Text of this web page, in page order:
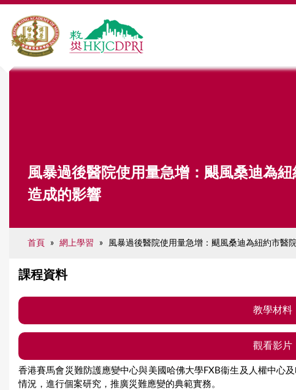
風暴過後醫院使用量急增：颶風桑迪為
造成的影響
首頁 » 網上學習 » 風暴過後醫院使用量急增：颶風桑迪為紐約市醫
課程資料
教學材料
觀看影片
香港賽馬會災難防護應變中心與美國哈佛大學FXB衞生及人權中心
情況，進行個案研究，推廣災難應變的典範實務。